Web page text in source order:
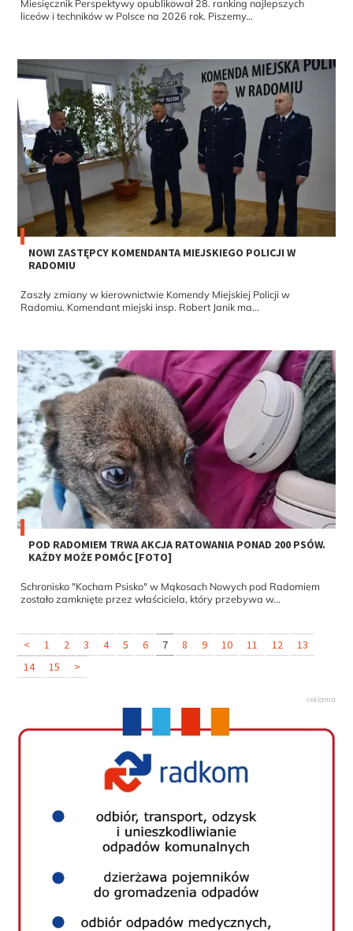
Miesięcznik Perspektywy opublikował 28. ranking najlepszych
liceów i techników w Polsce na 2026 rok. Piszemy...
NOWI ZASTĘPCY KOMENDANTA MIEJSKIEGO POLICJI W
RADOMIU
Zaszły zmiany w kierownictwie Komendy Miejskiej Policji w
Radomiu. Komendant miejski insp. Robert Janik ma...
POD RADOMIEM TRWA AKCJA RATOWANIA PONAD 200 PSÓW.
KAŻDY MOŻE POMÓC [FOTO]
Schronisko "Kocham Psisko" w Mąkosach Nowych pod Radomiem
zostało zamknięte przez właściciela, który przebywa w...
< 1 2 3 4 5 6 7 8 9 10 11 12
13
14
15 >